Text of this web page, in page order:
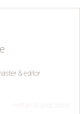
& editor
nertan.clujnet.com/